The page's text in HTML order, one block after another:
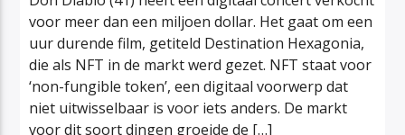
voor meer dan een miljoen dollar. Het gaat om een
uur durende film, getiteld Destination Hexagonia,
die als NFT in de markt werd gezet. NFT staat voor
‘non-fungible token’, een digitaal voorwerp dat
niet uitwisselbaar is voor iets anders. De markt
voor dit soort dingen groeide de […]